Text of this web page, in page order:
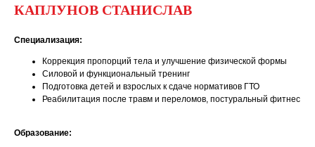
КАПЛУНОВ СТАНИСЛАВ
Специализация:
Коррекция пропорций тела и улучшение физической формы
Силовой и функциональный тренинг
Подготовка детей и взрослых к сдаче нормативов ГТО
Реабилитация после травм и переломов, постуральный фитнес
Образование: